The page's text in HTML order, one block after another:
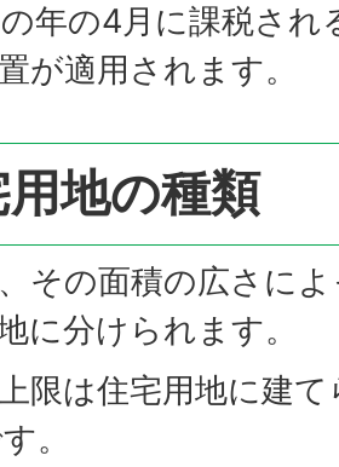
年の4月に課税され
が適用されます。
地の種類
その面積の広さに
に分けられます。
限は住宅用地に建
。